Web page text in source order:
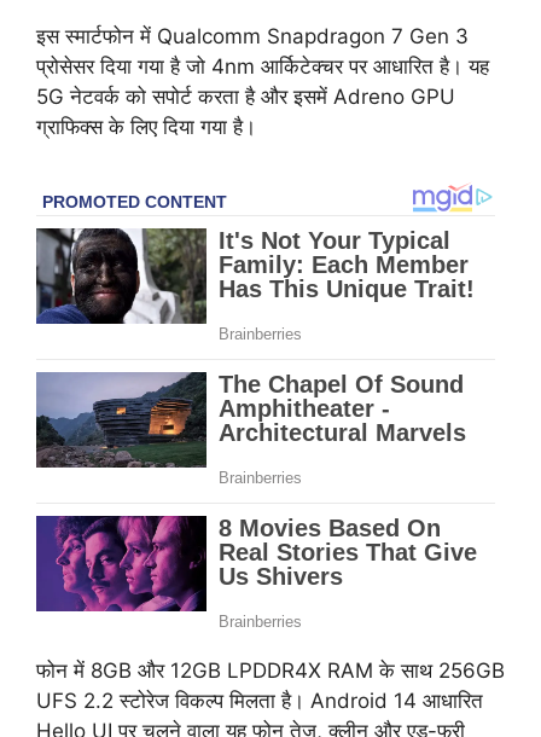
इस स्मार्टफोन में Qualcomm Snapdragon 7 Gen 3
प्रोसेसर दिया गया है जो 4nm आर्किटेक्चर पर आधारित है। यह
5G नेटवर्क को सपोर्ट करता है और इसमें Adreno GPU
ग्राफिक्स के लिए दिया गया है।
फोन में 8GB और 12GB LPDDR4X RAM के साथ 256GB
UFS 2.2 स्टोरेज विकल्प मिलता है। Android 14 आधारित
Hello UI पर चलने वाला यह फोन तेज, क्लीन और एड-फ्री